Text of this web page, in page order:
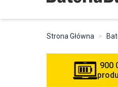
Strona Główna
900